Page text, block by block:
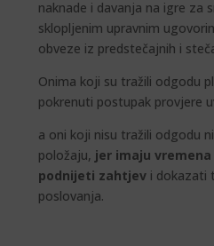
naknade i davanja na igre za
sklopljenim upravnim
obveze iz predstečajnih i
Onima koji su tražili odgodu
pokrenuti postupak provjere
a oni koji nisu tražili odgodu
položaju, jer imaju vremena
podnijeti zahtjev i dokazati
poslovanja.